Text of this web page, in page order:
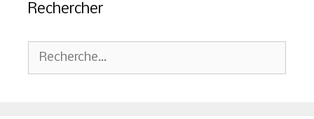
Rechercher
Rechercher :